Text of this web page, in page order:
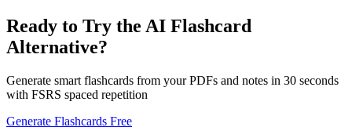
Ready to Try the AI Flashcard
Alternative?
Generate smart flashcards from your PDFs and notes in 30 seconds
with FSRS spaced repetition
Generate Flashcards Free